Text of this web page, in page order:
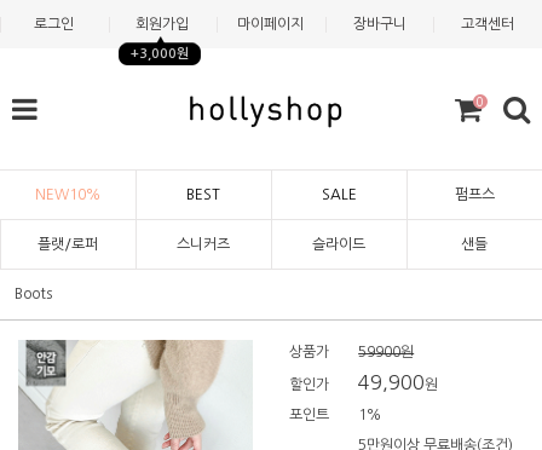
로그인 회원가입
+3,000원
마이페이지 장바구니 고객센터
0
NEW10% BEST SALE 펌프스
플랫/로퍼 스니커즈 슬라이드 샌들
Boots
상품가 59900원
할인가 49,900원
포인트 1%
5만원이상 무료배송(조건)